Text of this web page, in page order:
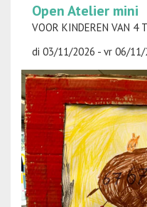
Open Atelier mini
VOOR KINDEREN VAN 4
di 03/11/2026 - vr 06/11/